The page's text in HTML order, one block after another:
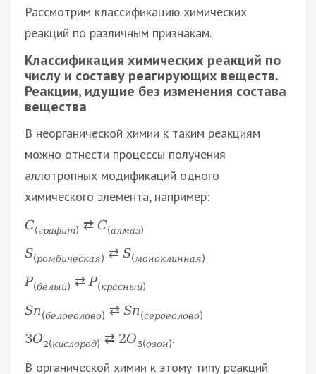
Рассмотрим классификацию химических
реакций по различным признакам.
Классификация химических реакций по
числу и составу реагирующих веществ.
Реакции, идущие без изменения состава
вещества
В неорганической химии к таким реакциям
можно отнести процессы получения
аллотропных модификаций одного
химического элемента, например:
С(графит) ⇄ С(алмаз)
S(ромбическая) ⇄ S(моноклинная)
Р(белый) ⇄ Р(красный)
Sn (белоеолово) ⇄ Sn (сероеолово)
3О2(кислород) ⇄ 2О3(озон).
В органической химии к этому типу реакций